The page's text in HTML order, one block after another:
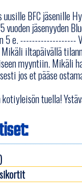
BFC jäsenille
jäsenyyden
5 e.
iltapäivällä
myyntiin. Mikäli
jos et pääse
tuella!